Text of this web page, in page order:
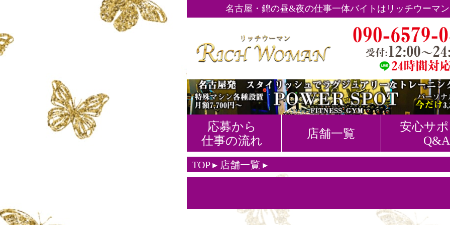
名古屋・錦の昼&夜の仕事一体バイトはリッチウーマン
応募から
仕事の流れ
店舗一覧
安心サ
Q&A
TOP▸ 店舗一覧 ▸